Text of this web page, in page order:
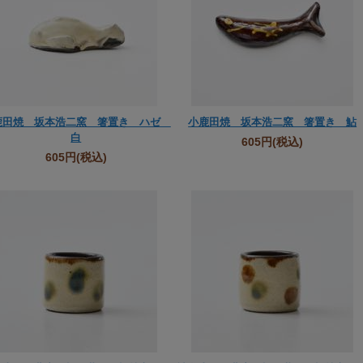
田焼 坂本浩二窯 箸置き ハゼ
白
605円(税込)
小鹿田焼 坂本浩二窯 箸置き 鮎
605円(税込)